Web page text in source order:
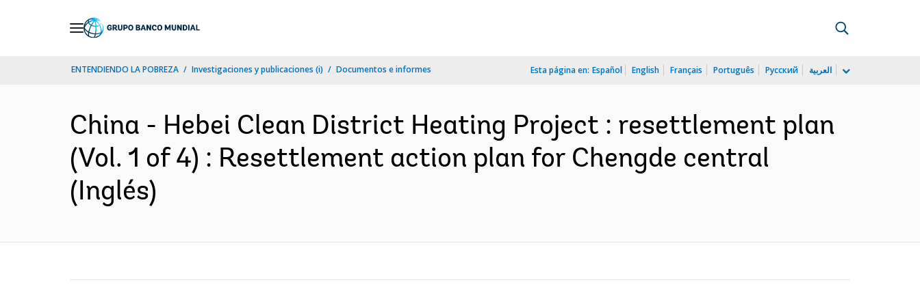
ENTENDIENDO LA POBREZA Investigaciones y publicaciones (i) Documentos e informes Esta página en: Español English Français Português Русский العربية
China - Hebei Clean District Heating Project : resettlement plan
(Vol. 1 of 4) : Resettlement action plan for Chengde central
(Inglés)